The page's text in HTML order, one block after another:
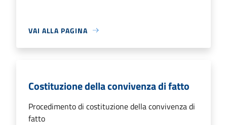
VAI ALLA PAGINA
Costituzione della convivenza di fatto
Procedimento di costituzione della convivenza di
fatto